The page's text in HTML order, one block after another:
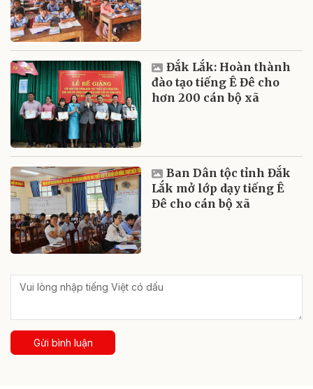
Đắk Lắk: Hoàn thành
đào tạo tiếng Ê Đê cho
hơn 200 cán bộ xã
Ban Dân tộc tỉnh Đắk
Lắk mở lớp dạy tiếng Ê
Đê cho cán bộ xã
Gửi bình luận